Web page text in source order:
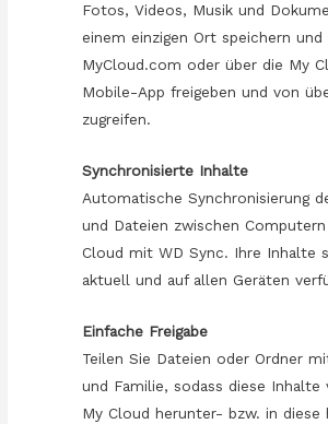
Fotos, Videos, Musik und
einem einzigen Ort speichern und
MyCloud.com oder über die My
Mobile-App freigeben und von
zugreifen.
Synchronisierte Inhalte
Automatische Synchronisierung
und Dateien zwischen
Cloud mit WD Sync. Ihre Inhalte
aktuell und auf allen Geräten
Einfache Freigabe
Teilen Sie Dateien oder Ordner
und Familie, sodass diese Inhalte
My Cloud herunter- bzw. in diese